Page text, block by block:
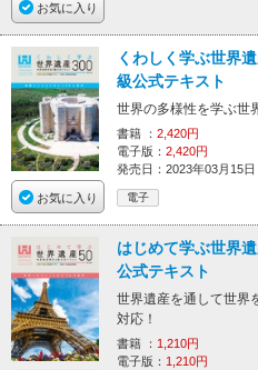
お気に入り
お気に入り
くわしく学ぶ世界
級公式テキスト
世界の多様性を学ぶ世
書籍 ： 2,420円
電子版： 2,420円
発売日：2023年03月15日
電子
はじめて学ぶ世界
公式テキスト
世界遺産を通して世界
対応！
書籍 ： 1,210円
電子版： 1,210円